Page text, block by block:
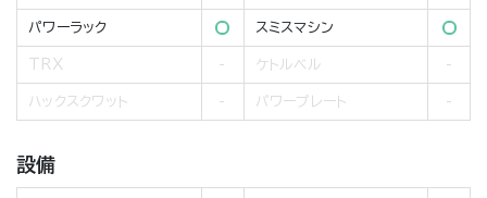
パワーラック スミスマシン
TRX ケトルベル
ハックスクワット パワープレート
設備